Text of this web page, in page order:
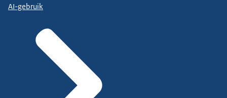
AI-gebruik